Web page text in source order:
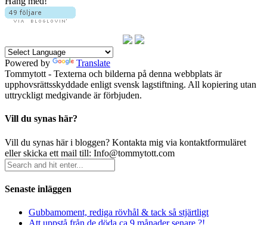
Powered by
Translate
Tommytott - Texterna och bilderna på denna webbplats är
upphovsrättsskyddade enligt svensk lagstiftning. All kopiering utan
uttryckligt medgivande är förbjuden.
Vill du synas här?
Vill du synas här i bloggen? Kontakta mig via kontaktformuläret
eller skicka ett mail till: Info@tommytott.com
Senaste inläggen
Gubbamoment, rediga rövhål & tack så stjärtligt